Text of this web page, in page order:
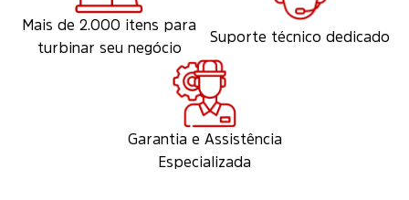
Mais de 2.000 itens para
turbinar seu negócio
Suporte técnico dedicado
Garantia e Assistência
Especializada